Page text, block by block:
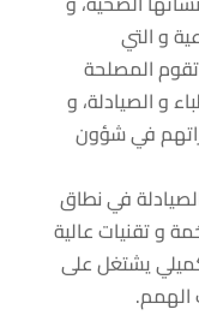
و التي
المصلحة
و الصيادلة، و
في شؤون
في نطاق
و تقنيات عالية
يشتغل على
الهمم.